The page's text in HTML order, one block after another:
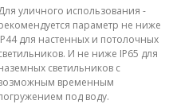
уличного использования -
параметр не ниже
для настенных и потолочных
И не ниже IP65 для
светильников с
временным
под воду.